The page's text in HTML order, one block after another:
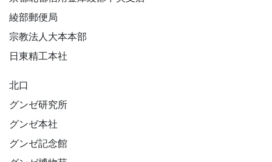
綾部郵便局
宗教法人大本本部
日東精工本社
北口
グンゼ研究所
グンゼ本社
グンゼ記念館